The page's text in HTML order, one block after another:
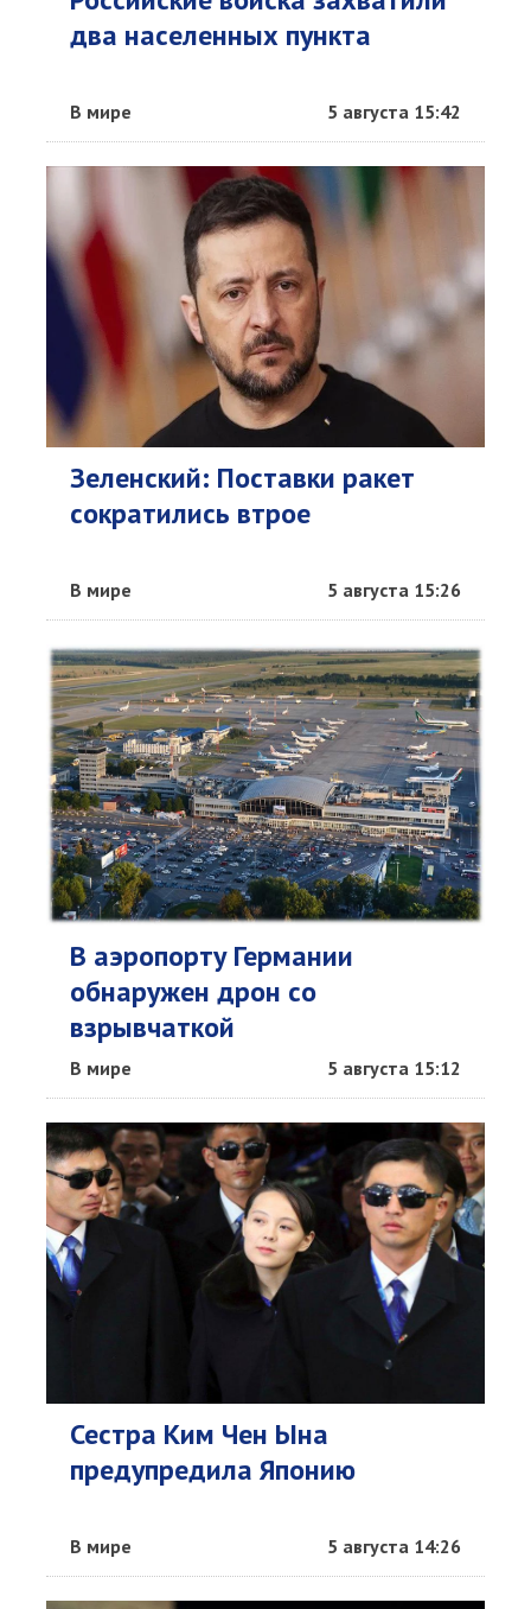
два населенных пункта
В мире 5 августа 15:42
Зеленский: Поставки ракет
сократились втрое
В мире 5 августа 15:26
В аэропорту Германии
обнаружен дрон со
взрывчаткой
В мире 5 августа 15:12
Сестра Ким Чен Ына
предупредила Японию
В мире 5 августа 14:26